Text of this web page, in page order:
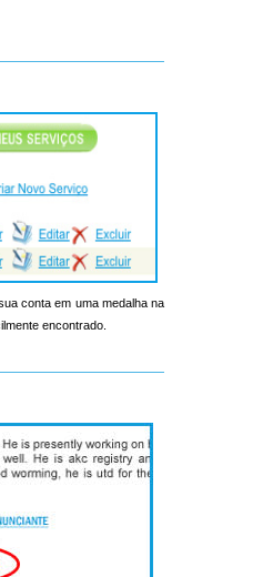
conta em uma medalha na
encontrado.